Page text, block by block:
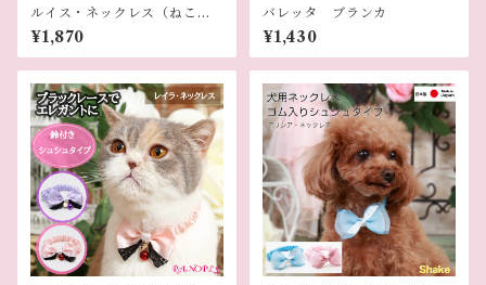
ルイス・ネックレス（ねこ
用）
¥1,870
バレッタ ブランカ
¥1,430